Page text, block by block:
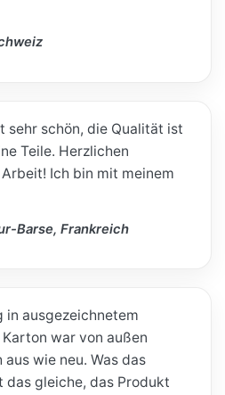
sehr schön, die Qualität ist
Teile. Herzlichen
Ich bin mit meinem
Barse, Frankreich
in ausgezeichnetem
war von außen
wie neu. Was das
das gleiche, das Produkt